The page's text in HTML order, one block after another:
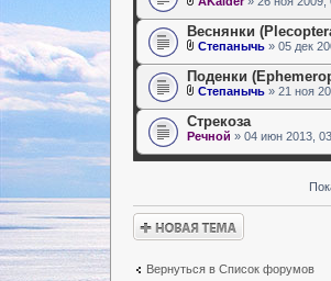
Веснянки
Степанычь » 05 дек
Поденки
Степанычь » 21 ноя
Стрекоза
Речной » 04 июн 2013,
Новая тема
Вернуться в Список форумов